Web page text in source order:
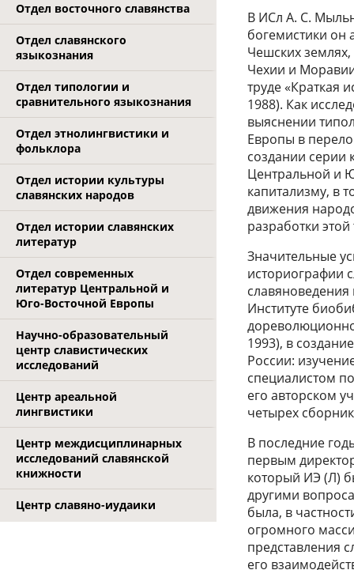
Отдел восточного славянства
Отдел славянского
языкознания
Отдел типологии и
сравнительного языкознания
Отдел этнолингвистики и
фольклора
Отдел истории культуры
славянских народов
Отдел истории славянских
литератур
Отдел современных
литератур Центральной и
Юго-Восточной Европы
Научно-образовательный
центр славистических
исследований
Центр ареальной
лингвистики
Центр междисциплинарных
исследований славянской
книжности
Центр славяно-иудаики
В ИСл А. С.
богемистики он
Чешских
Чехии и
труде «Краткая
1988). Как
выяснении
Европы в
создании серии
Центральной и
капитализму, в
движения
разработки
Значительные
историографии
Институте
1993), в
России:
специалистом
его авторском
четырех
В последние
первым
который ИЭ (Л)
другими
была, в
огромного
представления
его